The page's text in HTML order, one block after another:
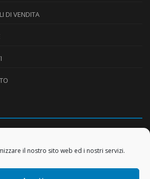
il nostro sito web ed i nostri servizi.
DI VENDITA